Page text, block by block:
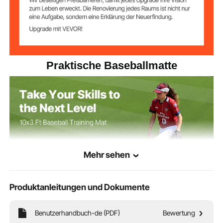
Praktische Baseballmatte
Mehr sehen
Produktanleitungen und Dokumente
Benutzerhandbuch-de (PDF) Bewertung